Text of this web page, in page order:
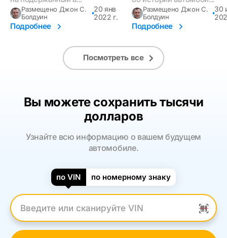
Размещено Джон С.
Болдуин
20 янв
2022 г.
Подробнее
Размещено Джон С.
Болдуин
30
Подробнее
Посмотреть все
Вы можете сохранить тысячи
долларов
Узнайте всю информацию о вашем будущем
автомобиле.
по VIN по номерному знаку
Введите VIN